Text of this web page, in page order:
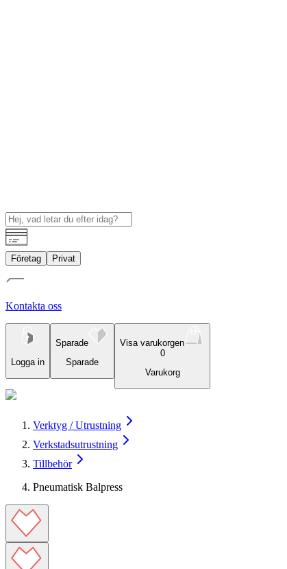
Företag Privat
Kontakta oss
Logga in
Sparade
Sparade
Visa varukorgen
0
Varukorg
Verktyg / Utrustning
Verkstadsutrustning
Tillbehör
Pneumatisk Balpress